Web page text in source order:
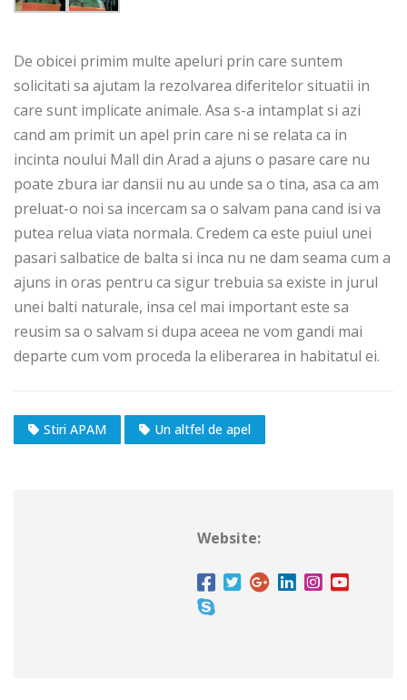
De obicei primim multe apeluri prin care suntem
solicitati sa ajutam la rezolvarea diferitelor situatii in
care sunt implicate animale. Asa s-a intamplat si azi
cand am primit un apel prin care ni se relata ca in
incinta noului Mall din Arad a ajuns o pasare care nu
poate zbura iar dansii nu au unde sa o tina, asa ca am
preluat-o noi sa incercam sa o salvam pana cand isi va
putea relua viata normala. Credem ca este puiul unei
pasari salbatice de balta si inca nu ne dam seama cum a
ajuns in oras pentru ca sigur trebuia sa existe in jurul
unei balti naturale, insa cel mai important este sa
reusim sa o salvam si dupa aceea ne vom gandi mai
departe cum vom proceda la eliberarea in habitatul ei.
Stiri APAM Un altfel de apel
Website: